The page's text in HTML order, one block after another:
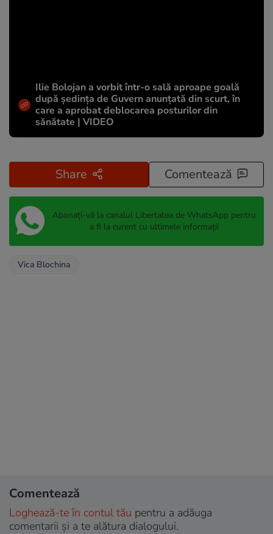
Ilie Bolojan a vorbit într-o sală aproape goală
după ședința de Guvern anunțată din scurt, în
care a aprobat deblocarea posturilor din
sănătate | VIDEO
Share Comentează
Abonați-vă la canalul Libertatea de WhatsApp pentru
a fi la curent cu ultimele informații
Vica Blochina
Comentează
Loghează-te în contul tău pentru a adăuga
comentarii și a te alătura dialogului.